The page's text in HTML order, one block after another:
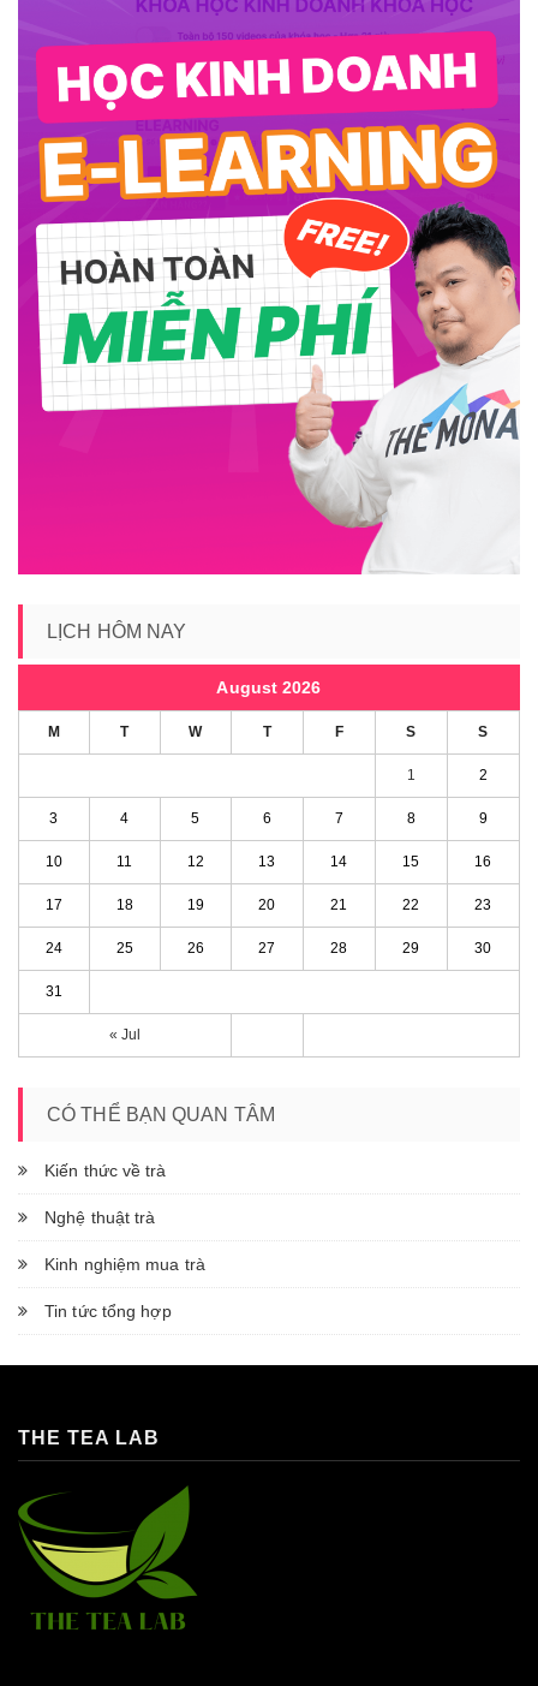
LỊCH HÔM NAY
August 2026
M T W T F S S
« Jul
1 2
3 4 5 6 7 8 9
10 11 12 13 14 15 16
17 18 19 20 21 22 23
24 25 26 27 28 29 30
31
CÓ THỂ BẠN QUAN TÂM
Kiến thức về trà
Nghệ thuật trà
Kinh nghiệm mua trà
Tin tức tổng hợp
THE TEA LAB